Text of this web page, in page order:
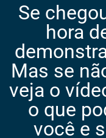
Se
hora
Mas se
veja o
o que
você e